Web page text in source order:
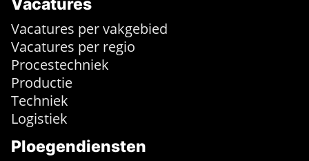
Vacatures
Vacatures per vakgebied
Vacatures per regio
Procestechniek
Productie
Techniek
Logistiek
Ploegendiensten